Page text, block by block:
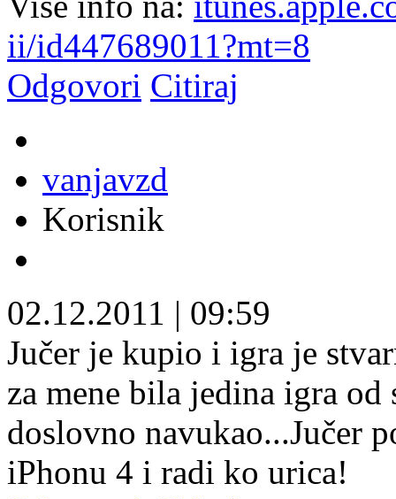
ii/id447689011?mt=8
Odgovori Citiraj
vanjavzd
Korisnik
02.12.2011 | 09:59
Jučer je kupio i igra je
za mene bila jedina igra
doslovno navukao...Jučer
iPhonu 4 i radi ko urica!